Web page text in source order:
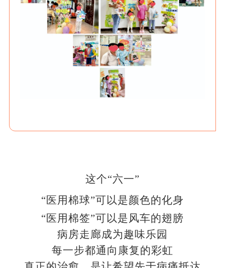
这个“六一”
“医用棉球”可以是颜色的化身
“医用棉签”可以是风车的翅膀
病房走廊成为趣味乐园
每一步都通向康复的彩虹